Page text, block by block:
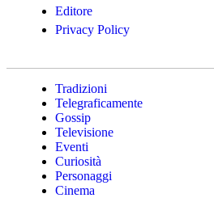
Editore
Privacy Policy
Tradizioni
Telegraficamente
Gossip
Televisione
Eventi
Curiosità
Personaggi
Cinema